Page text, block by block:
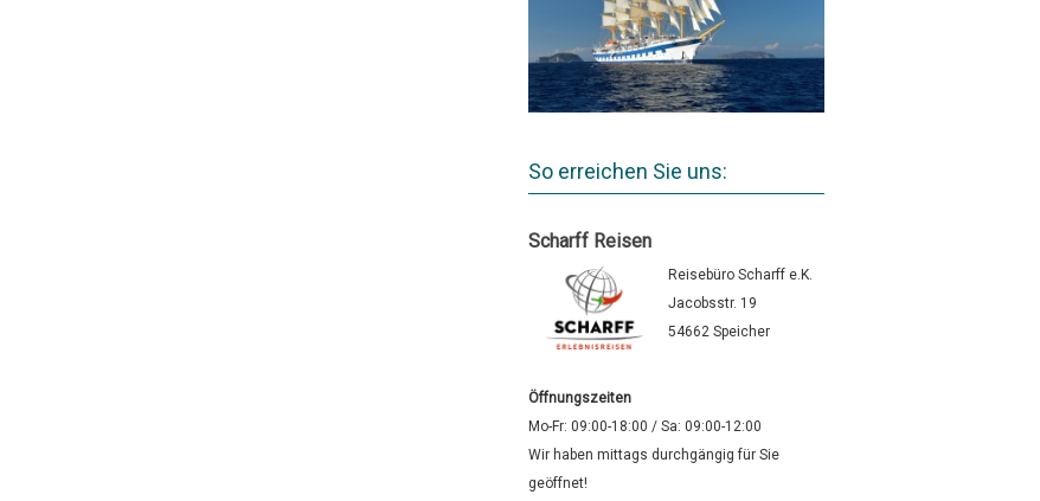
So erreichen Sie uns:
Scharff Reisen
Reisebüro Scharff e.K.
Jacobsstr. 19
54662 Speicher
Öffnungszeiten
Mo-Fr: 09:00-18:00 / Sa: 09:00-12:00
Wir haben mittags durchgängig für Sie
geöffnet!